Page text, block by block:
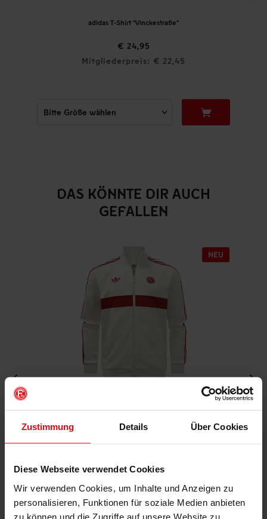
Zustimmung Details Über Cookies
Diese Webseite verwendet Cookies
Wir verwenden Cookies, um Inhalte und Anzeigen zu
personalisieren, Funktionen für soziale Medien anbieten
zu können und die Zugriffe auf unsere Website zu
adidas T-Shirt "Vinckestraße"
€ 24,95
Mitgliederpreis: € 22,45
DAS KÖNNTE DIR AUCH
GEFALLEN
€ 99,95
Mitgliederpreis: € 89,96